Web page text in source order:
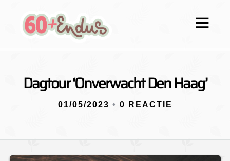
Dagtour ‘Onverwacht Den Haag’
01/05/2023 • 0 REACTIE